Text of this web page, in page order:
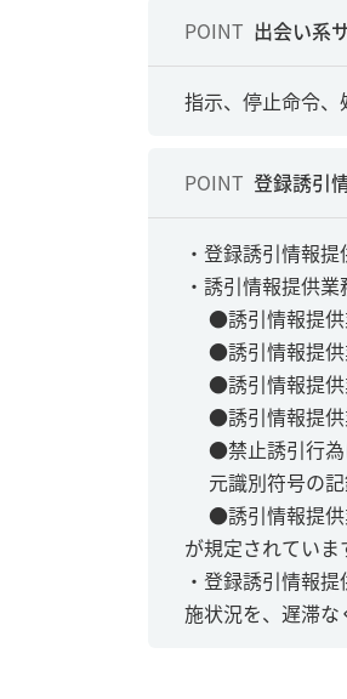
POINT 出会い系
指示、停止命令、
POINT 登録誘引
・登録誘引情報
・誘引情報提供業
●誘引情報提供
●誘引情報提供
●誘引情報提供
●誘引情報提供
●禁止誘引行為
元識別符号の
●誘引情報提供
が規定されていま
・登録誘引情報
施状況を、遅滞な